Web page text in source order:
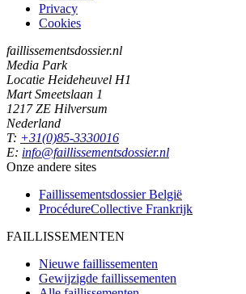
Privacy
Cookies
faillissementsdossier.nl
Media Park
Locatie Heideheuvel H1
Mart Smeetslaan 1
1217 ZE Hilversum
Nederland
T: +31(0)85-3330016
E: info@faillissementsdossier.nl
Onze andere sites
Faillissementsdossier België
ProcédureCollective Frankrijk
FAILLISSEMENTEN
Nieuwe faillissementen
Gewijzigde faillissementen